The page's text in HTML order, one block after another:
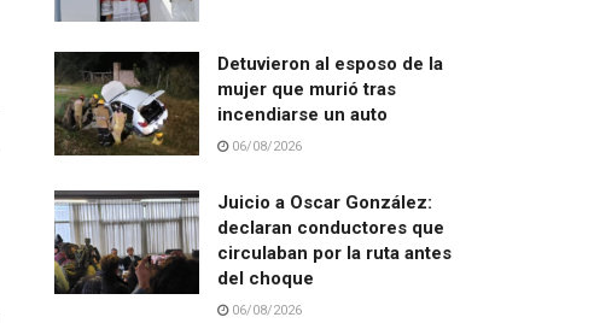
Detuvieron al esposo de la
mujer que murió tras
incendiarse un auto
06/08/2026
Juicio a Oscar González:
declaran conductores que
circulaban por la ruta antes
del choque
06/08/2026